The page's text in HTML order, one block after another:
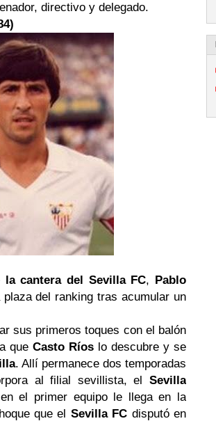
directivo y delegado.
la cantera del Sevilla FC, Pablo
del ranking tras acumular un
sus primeros toques con el balón
que Casto Ríos lo descubre y se
. Allí permanece dos temporadas
al filial sevillista, el Sevilla
el primer equipo le llega en la
que el Sevilla FC disputó en